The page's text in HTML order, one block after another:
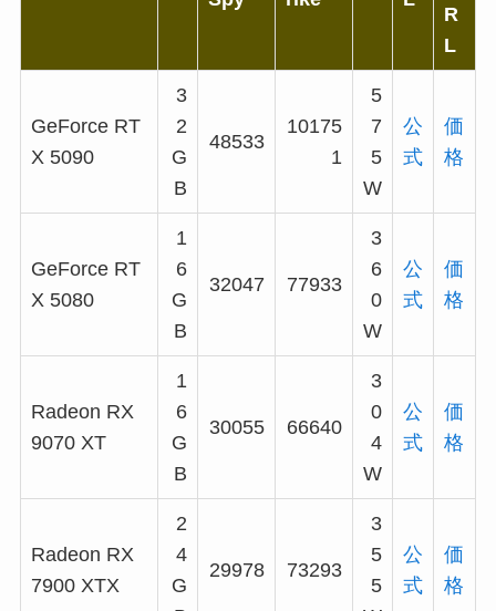
R
L
GeForce RT
X 5090
3
2
G
B
48533
10175
1
5
7
5
W
公
式
価
格
GeForce RT
X 5080
1
6
G
B
32047 77933
3
6
0
W
公
式
価
格
Radeon RX
9070 XT
1
6
G
B
30055 66640
3
0
4
W
公
式
価
格
Radeon RX
7900 XTX
2
4
G
29978 73293
3
5
5
公
式
価
格